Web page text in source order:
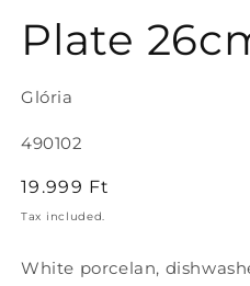
in
Plate
Glória
SKU:
490102
Regular
price
19.999 Ft
Tax included.
White porcelan,